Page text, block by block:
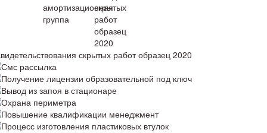
скрытых работ образец 2020
Смс рассылка
Получение лицензии образовательной под ключ
Вывод из запоя в стационаре
Охрана периметра
Повышение квалификации менеджмент
Процесс изготовления пластиковых втулок